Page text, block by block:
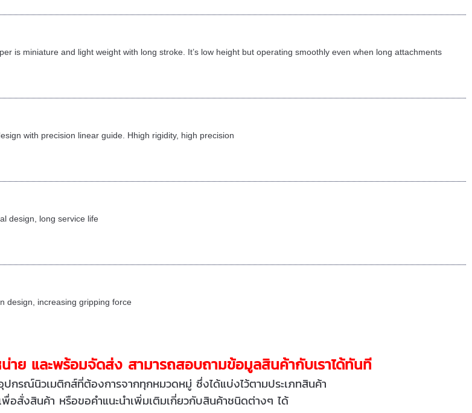
is miniature and light weight with long stroke. It’s low height but operating smoothly even when long attachments
with precision linear guide. Hhigh rigidity, high precision
design, long service life
design, increasing gripping force
ย และพร้อมจัดส่ง สามารถสอบถามข้อมูลสินค้ากับเราได้ทันที
ปกรณ์นิวเมติกส์ที่ต้องการจากทุกหมวดหมู่ ซึ่งได้แบ่งไว้ตามประเภทสินค้า
อสั่งสินค้า หรือขอคำแนะนำเพิ่มเติมเกี่ยวกับสินค้าชนิดต่างๆ ได้